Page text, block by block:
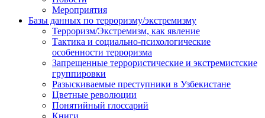
Мероприятия
Базы данных по терроризму/экстремизму
Терроризм/Экстремизм, как явление
Тактика и социально-психологические
особенности терроризма
Запрещенные террористические и экстремистские
группировки
Разыскиваемые преступники в Узбекистане
Цветные революции
Понятийный глоссарий